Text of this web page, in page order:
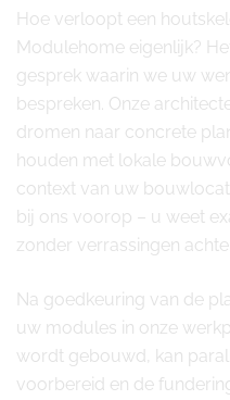
Hoe verloopt een
Modulehome eigenlijk?
gesprek waarin we uw
bespreken. Onze
dromen naar concrete
houden met lokale
context van uw
bij ons voorop – u weet
zonder verrassingen
Na goedkeuring van de
uw modules in onze
wordt gebouwd, kan
voorbereid en de